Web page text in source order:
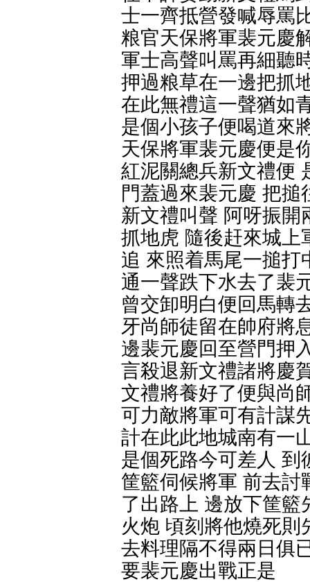
士一齊抵營發喊辱罵
粮官天保將軍裴元慶
軍士高聲叫罵再細聽
押過粮草在一邊把抓
在此無禮這一聲猶如
是個小孩子便喝道來
天保將軍裴元慶便是
紅泥關總兵新文禮便
門蓋過來裴元慶 把
新文禮叫聲 阿呀振開
抓地虎 隨後赶來城上
追 來照着馬尾一搥打
通一聲跌下水去了裴
曾交卸明白便回馬轉
牙尚師徒留在帥府將
邊裴元慶回至營門押
言殺退新文禮諸將慶
文禮將養好了便與尚
可力敵將軍可有計謀
計在此此地城南有一
是個死路今可差人 到
筐籃伺候將軍 前去討
了出路上 邊放下筐籃
火炮 頃刻將他燒死
去料理隔不得兩日俱
要裴元慶出戰正是